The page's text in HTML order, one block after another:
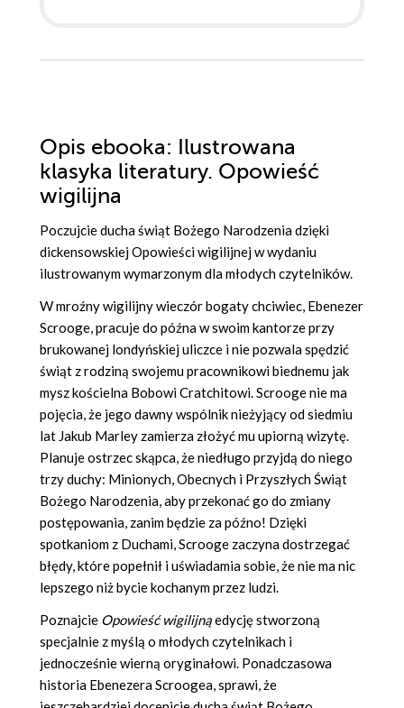
Opis ebooka: Ilustrowana
klasyka literatury. Opowieść
wigilijna
Poczujcie ducha świąt Bożego Narodzenia dzięki
dickensowskiej Opowieści wigilijnej w wydaniu
ilustrowanym wymarzonym dla młodych czytelników.
W mroźny wigilijny wieczór bogaty chciwiec, Ebenezer
Scrooge, pracuje do późna w swoim kantorze przy
brukowanej londyńskiej uliczce i nie pozwala spędzić
świąt z rodziną swojemu pracownikowi biednemu jak
mysz kościelna Bobowi Cratchitowi. Scrooge nie ma
pojęcia, że jego dawny wspólnik nieżyjący od siedmiu
lat Jakub Marley zamierza złożyć mu upiorną wizytę.
Planuje ostrzec skąpca, że niedługo przyjdą do niego
trzy duchy: Minionych, Obecnych i Przyszłych Świąt
Bożego Narodzenia, aby przekonać go do zmiany
postępowania, zanim będzie za późno! Dzięki
spotkaniom z Duchami, Scrooge zaczyna dostrzegać
błędy, które popełnił i uświadamia sobie, że nie ma nic
lepszego niż bycie kochanym przez ludzi.
Poznajcie Opowieść wigilijnąedycję stworzoną
specjalnie z myślą o młodych czytelnikach i
jednocześnie wierną oryginałowi. Ponadczasowa
historia Ebenezera Scroogea, sprawi, że